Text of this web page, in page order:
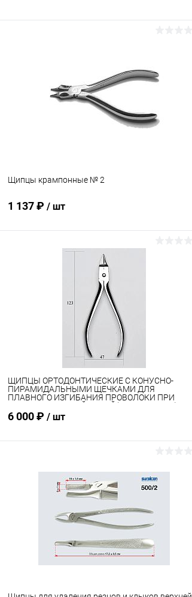
Щипцы крампонные № 2
1 137 ₽ / шт
В корзину
ЩИПЦЫ ОРТОДОНТИЧЕСКИЕ С КОНУСНО-
ПИРАМИДАЛЬНЫМИ ЩЕЧКАМИ ДЛЯ
ПЛАВНОГО ИЗГИБАНИЯ ПРОВОЛОКИ ПРИ
РАБОТЕ С ЛИЦЕВОЙ ДУГОЙ(щипцы ЭНГЛЯ)
ЩОртЭ-"ММИЗ"
6 000 ₽ / шт
Купить в 1 клик
В избранное